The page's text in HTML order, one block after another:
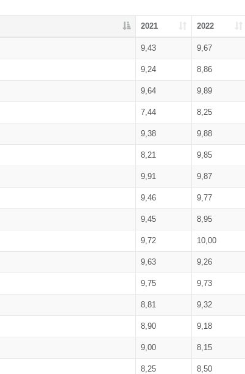
2021 2022
9,43 9,67
9,24 8,86
9,64 9,89
7,44 8,25
9,38 9,88
8,21 9,85
9,91 9,87
9,46 9,77
9,45 8,95
9,72 10,00
9,63 9,26
9,75 9,73
8,81 9,32
8,90 9,18
9,00 8,15
8,25 8,50